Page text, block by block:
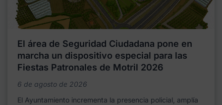
El área de Seguridad Ciudadana pone en
marcha un dispositivo especial para las
Fiestas Patronales de Motril 2026
6 de agosto de 2026
El Ayuntamiento incrementa la presencia policial, amplía